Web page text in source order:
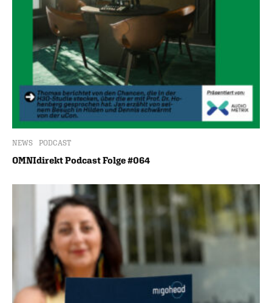
NEWS PODCAST
OMNIdirekt Podcast Folge #064